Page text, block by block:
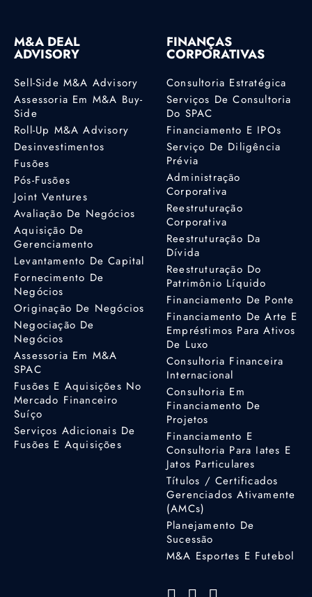
M&A DEAL
ADVISORY
Sell-Side M&A Advisory
Assessoria Em M&A Buy-
Side
Roll-Up M&A Advisory
Desinvestimentos
Fusões
Pós-Fusões
Joint Ventures
Avaliação De Negócios
Aquisição De
Gerenciamento
Levantamento De Capital
Fornecimento De
Negócios
Originação De Negócios
Negociação De
Negócios
Assessoria Em M&A
SPAC
Fusões E Aquisições No
Mercado Financeiro
Suíço
Serviços Adicionais De
Fusões E Aquisições
FINANÇAS
CORPORATIVAS
Consultoria Estratégica
Serviços De Consultoria
Do SPAC
Financiamento E IPOs
Serviço De Diligência
Prévia
Administração
Corporativa
Reestruturação
Corporativa
Reestruturação Da
Dívida
Reestruturação Do
Patrimônio Líquido
Financiamento De Ponte
Financiamento De Arte E
Empréstimos Para Ativos
De Luxo
Consultoria Financeira
Internacional
Consultoria Em
Financiamento De
Projetos
Financiamento E
Consultoria Para Iates E
Jatos Particulares
Títulos / Certificados
Gerenciados Ativamente
(AMCs)
Planejamento De
Sucessão
M&A Esportes E Futebol